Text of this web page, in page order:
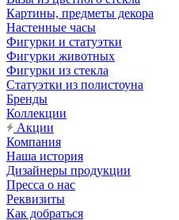
Картины, предметы декора
Настенные часы
Фигурки и статуэтки
Фигурки животных
Фигурки из стекла
Статуэтки из полистоуна
Бренды
Коллекции
Акции
Компания
Наша история
Дизайнеры продукции
Пресса о нас
Реквизиты
Как добраться